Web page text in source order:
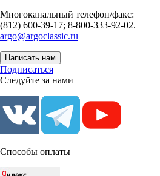
Многоканальный телефон/факс:
(812) 600-39-17; 8-800-333-92-02.
argo@argoclassic.ru
Написать нам
Подписаться
Следуйте за нами
Способы оплаты